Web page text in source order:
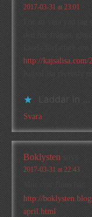
2017-03-31 at 23:01
kända författare
http://kajsalisa.com/
Laddar in …
Svara
Boklysten
2017-03-31 at 22:43
http://
april.html